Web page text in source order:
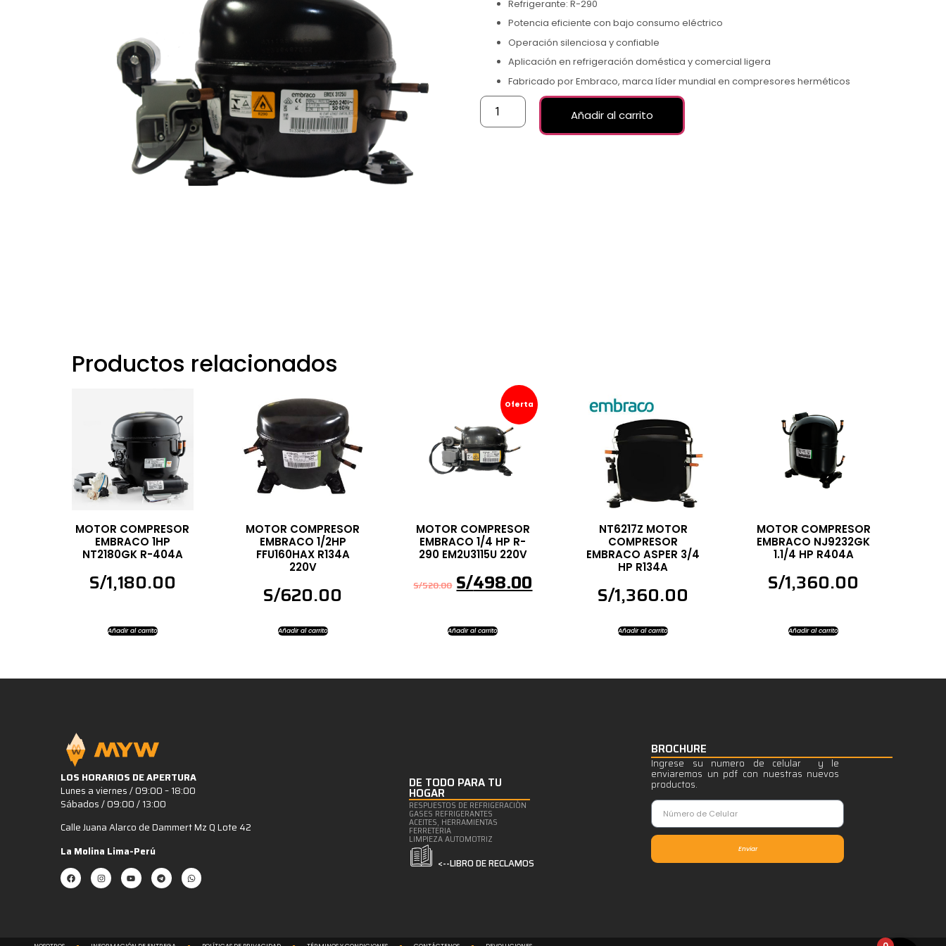
Refrigerante: R-290
Potencia eficiente con bajo consumo eléctrico
Operación silenciosa y confiable
Aplicación en refrigeración doméstica y comercial ligera
Fabricado por Embraco, marca líder mundial en compresores herméticos
Añadir al carrito
Productos relacionados
MOTOR COMPRESOR
EMBRACO 1HP
NT2180GK R-404A
S/1,180.00
Añadir al carrito
MOTOR COMPRESOR
EMBRACO 1/2HP
FFU160HAX R134A
220V
S/620.00
Añadir al carrito
Oferta
MOTOR COMPRESOR
EMBRACO 1/4 HP R-
290 EM2U3115U 220V
S/520.00 S/498.00
Añadir al carrito
NT6217Z MOTOR
COMPRESOR
EMBRACO ASPER 3/4
HP R134A
S/1,360.00
Añadir al carrito
MOTOR COMPRESOR
EMBRACO NJ9232GK
1.1/4 HP R404A
S/1,360.00
Añadir al carrito
LOS HORARIOS DE APERTURA
Lunes a viernes / 09:00 – 18:00
Sábados / 09:00 / 13:00
Calle Juana Alarco de Dammert Mz Q Lote 42
La Molina Lima-Perú
DE TODO PARA TU
HOGAR
RESPUESTOS DE REFRIGERACIÒN
GASES REFRIGERANTES
ACEITES, HERRAMIENTAS
FERRETERIA
LIMPIEZA AUTOMOTRIZ
<--LIBRO DE RECLAMOS
BROCHURE
Ingrese su numero de celular y le
enviaremos un pdf con nuestras nuevos
productos.
Enviar